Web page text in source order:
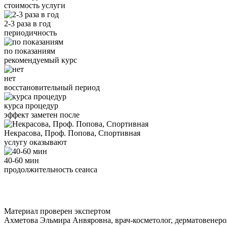
стоимость услуги
2-3 раза в год
периодичность
по показаниям
рекомендуемый курс
нет
восстановительный период
курса процедур
эффект заметен после
Некрасова, Проф. Попова, Спортивная
услугу оказывают
40-60 мин
продолжительность сеанса
Материал проверен экспертом
Ахметова Эльмира Анвяровна, врач-косметолог,